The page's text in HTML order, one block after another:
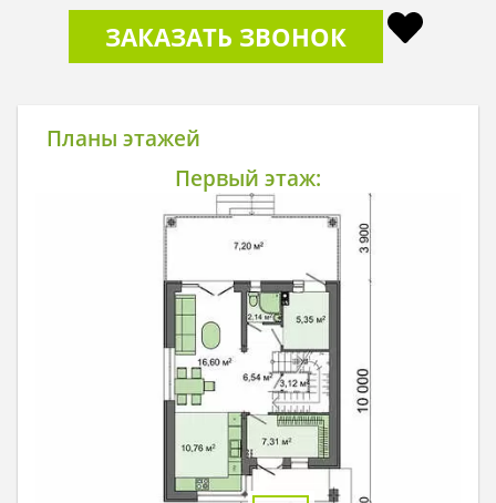
ЗАКАЗАТЬ ЗВОНОК
Планы этажей
Первый этаж: